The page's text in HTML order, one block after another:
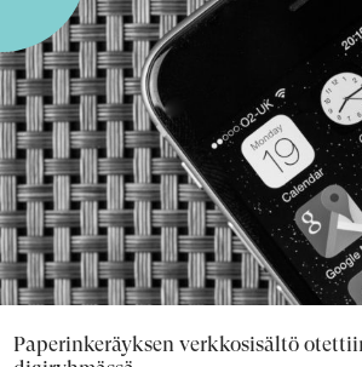
Paperinkeräyksen verkkosisältö